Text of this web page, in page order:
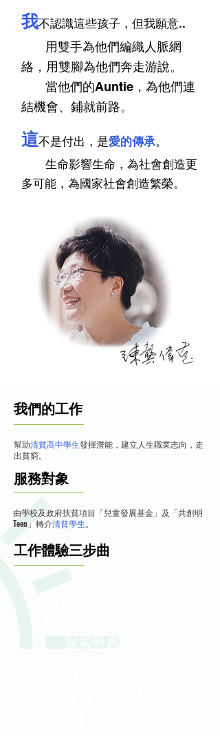
我不認識這些孩子，但我願意..
用雙手為他們編織人脈網
絡，用雙腳為他們奔走游說。
當他們的Auntie，為他們連
結機會、鋪就前路。
這不是付出， 是愛的傳承。
生命影響生命，為社會創造更
多可能， 為國家社會創造繁榮。
我們的工作
幫助清貧高中學生發揮潛能，建立人生職業志向，走
出貧窮。
服務對象
由學校及政府扶貧項目「兒童發展基金」及「共創明
Teen」轉介清貧學生。
工作體驗三步曲